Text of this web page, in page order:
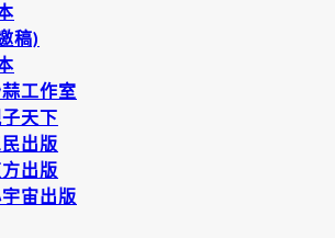
稿)
工作室
天下
出版
出版
宙出版